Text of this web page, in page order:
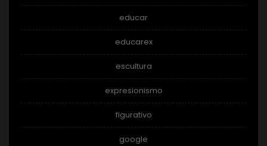
educar
educarex
escultura
expresionismo
figurativo
google